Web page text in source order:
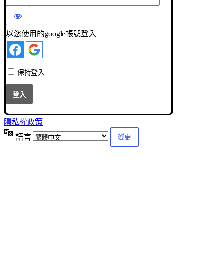
以您使用的google帳號登入
保持登入
隱私權政策
語言